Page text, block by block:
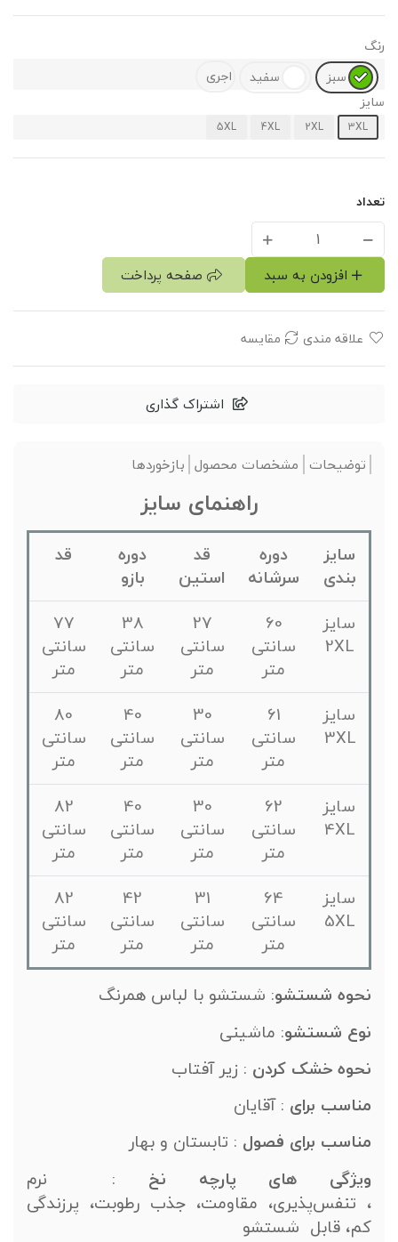
رنگ
سبز
سفید
اجری
سایز
3XL
2XL
4XL
5XL
تعداد
افزودن به سبد صفحه پرداخت
علاقه مندی مقایسه
اشتراک گذاری
توضیحات مشخصات محصول بازخوردها
راهنمای سایز
سایز
بندی
دوره
سرشانه
قد
استین
دوره
بازو
قد
سایز
2XL
60
سانتی
متر
27
سانتی
متر
38
سانتی
متر
77
سانتی
متر
سایز
3XL
61
سانتی
متر
30
سانتی
متر
40
سانتی
متر
80
سانتی
متر
سایز
4XL
62
سانتی
متر
30
سانتی
متر
40
سانتی
متر
82
سانتی
متر
سایز
5XL
64
سانتی
متر
31
سانتی
متر
42
سانتی
متر
82
سانتی
متر
نحوه شستشو: شستشو با لباس همرنگ
نوع شستشو: ماشینی
نحوه خشک کردن : زیر آفتاب
مناسب برای : آقایان
مناسب برای فصول : تابستان و بهار
ویژگی
های پارچه نخ :
نرم
، تنفس‌پذیری، مقاومت، جذب رطوبت، پرزندگی
کم، قابل شستشو